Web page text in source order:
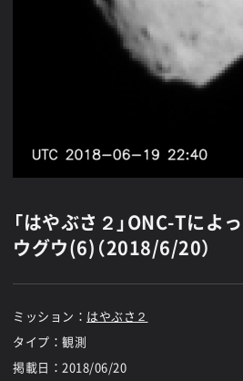
「はやぶさ２」ONC-Tによ
ウグウ(6)（2018/6/20）
ミッション： はやぶさ２
タイプ：観測
掲載日： 2018/06/20